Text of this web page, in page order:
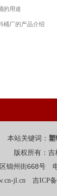
的用途
桶厂的产品介绍
本站关键词： 塑
版权所有：
锦州街668号
jl.cn 吉ICP